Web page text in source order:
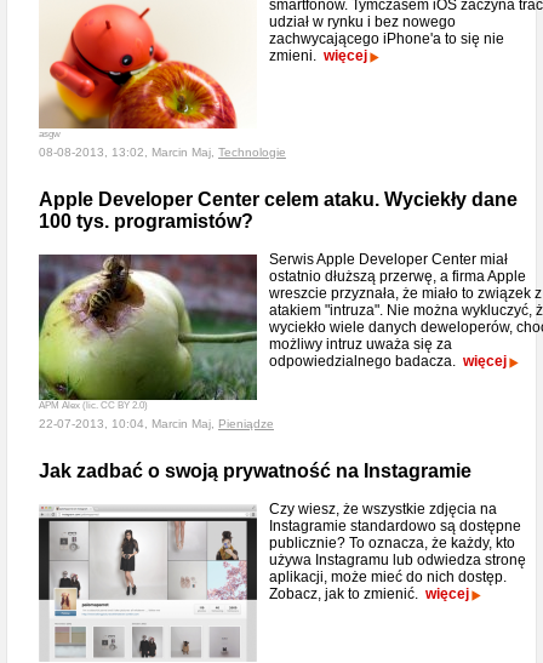
asgw
smartfonów. Tymczasem iOS zaczyna
udział w rynku i bez nowego
zachwycającego iPhone'a to się nie
zmieni. więcej
08-08-2013, 13:02, Marcin Maj, Technologie
Apple Developer Center celem ataku. Wyciekły dane
100 tys. programistów?
APM Alex (lic. CC BY 2.0)
Serwis Apple Developer Center miał
ostatnio dłuższą przerwę, a firma Apple
wreszcie przyznała, że miało to związek z
atakiem "intruza". Nie można wykluczyć,
wyciekło wiele danych deweloperów,
możliwy intruz uważa się za
odpowiedzialnego badacza. więcej
22-07-2013, 10:04, Marcin Maj, Pieniądze
Jak zadbać o swoją prywatność na Instagramie
Czy wiesz, że wszystkie zdjęcia na
Instagramie standardowo są dostępne
publicznie? To oznacza, że każdy, kto
używa Instagramu lub odwiedza stronę
aplikacji, może mieć do nich dostęp.
Zobacz, jak to zmienić. więcej